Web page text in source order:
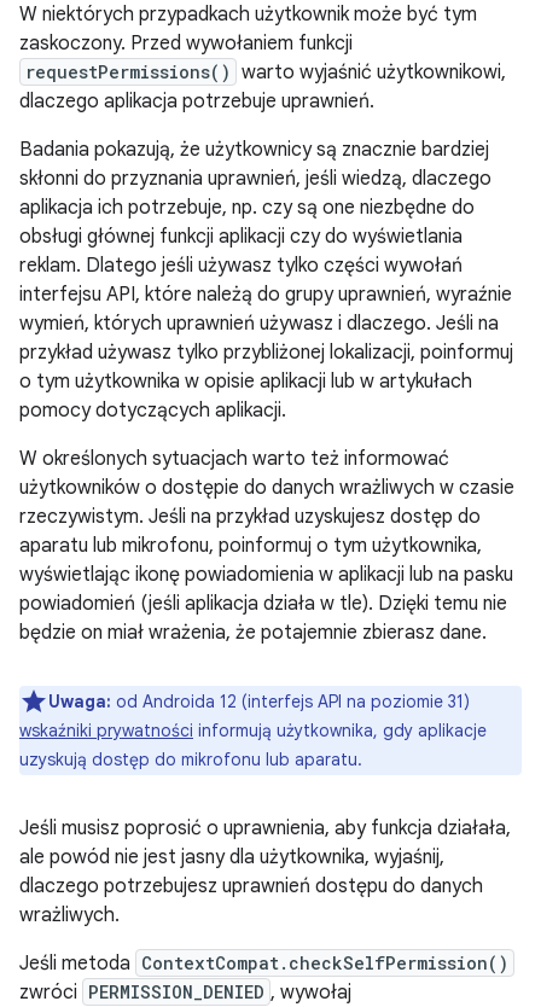
W niektórych przypadkach użytkownik może być tym
zaskoczony. Przed wywołaniem funkcji
requestPermissions() warto wyjaśnić użytkownikowi,
dlaczego aplikacja potrzebuje uprawnień.
Badania pokazują, że użytkownicy są znacznie bardziej
skłonni do przyznania uprawnień, jeśli wiedzą, dlaczego
aplikacja ich potrzebuje, np. czy są one niezbędne do
obsługi głównej funkcji aplikacji czy do wyświetlania
reklam. Dlatego jeśli używasz tylko części wywołań
interfejsu API, które należą do grupy uprawnień, wyraźnie
wymień, których uprawnień używasz i dlaczego. Jeśli na
przykład używasz tylko przybliżonej lokalizacji, poinformuj
o tym użytkownika w opisie aplikacji lub w artykułach
pomocy dotyczących aplikacji.
W określonych sytuacjach warto też informować
użytkowników o dostępie do danych wrażliwych w czasie
rzeczywistym. Jeśli na przykład uzyskujesz dostęp do
aparatu lub mikrofonu, poinformuj o tym użytkownika,
wyświetlając ikonę powiadomienia w aplikacji lub na pasku
powiadomień (jeśli aplikacja działa w tle). Dzięki temu nie
będzie on miał wrażenia, że potajemnie zbierasz dane.
Uwaga: od Androida 12 (interfejs API na poziomie 31)
wskaźniki prywatności informują użytkownika, gdy aplikacje
uzyskują dostęp do mikrofonu lub aparatu.
Jeśli musisz poprosić o uprawnienia, aby funkcja działała,
ale powód nie jest jasny dla użytkownika, wyjaśnij,
dlaczego potrzebujesz uprawnień dostępu do danych
wrażliwych.
Jeśli metoda ContextCompat.checkSelfPermission()
zwróci PERMISSION_DENIED , wywołaj